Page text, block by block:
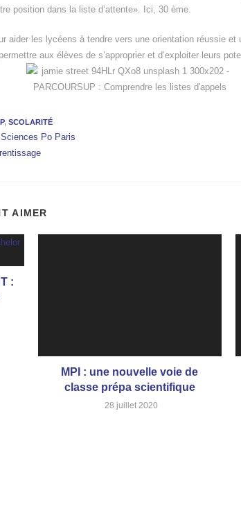
position dans la liste d’attente». Ici, 30 ème.
aider les lycéens à tendre vers une orientation réussie
aux élèves de s’approprier et d’exploiter leurs
, SCOLARITÉ
Po Paris
AIMER
:
MPI : une nouvelle voie de
classe prépa scientifique
28 juillet 2020